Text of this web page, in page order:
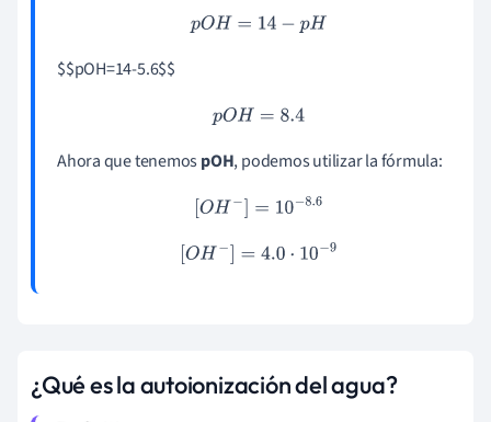
pO H= 14− pH
$$pOH=14-5.6$$
pOH =8.4
Ahora que tenemospOH, podemos utilizar la fórmula:
[OH− =10−8.6
[OH ]=4.0⋅10 −9
¿Qué es la autoionización del agua?